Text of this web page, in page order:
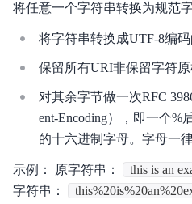
将任意一个字符串转换为规范
将字符串转换成UTF-8编码
保留所有URI非保留字符原
对其余字节做一次RFC
ent-Encoding），即一个%
的十六进制字母。字母一
示例： 原字符串： this is an
字符串：